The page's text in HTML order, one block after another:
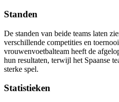
Standen
De standen van beide teams laten
verschillende competities en
vrouwenvoetbalteam heeft de
hun resultaten, terwijl het Spaanse
sterke spel.
Statistieken